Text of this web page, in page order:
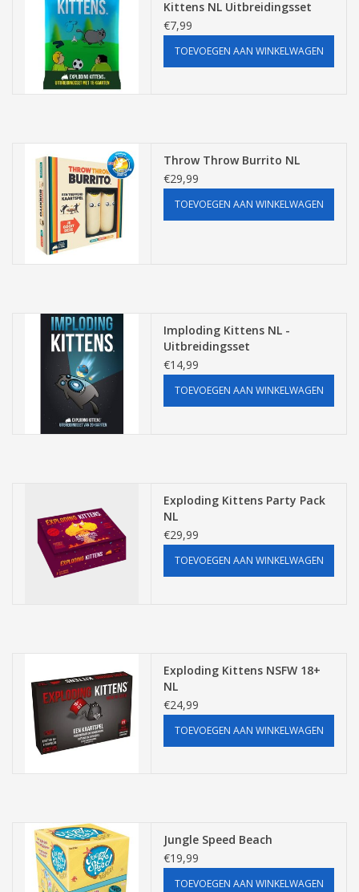
Kittens NL Uitbreidingsset
(15kaarten)
€7,99
TOEVOEGEN AAN WINKELWAGEN
Throw Throw Burrito NL
€29,99
TOEVOEGEN AAN WINKELWAGEN
Imploding Kittens NL -
Uitbreidingsset
€14,99
TOEVOEGEN AAN WINKELWAGEN
Exploding Kittens Party Pack
NL
€29,99
TOEVOEGEN AAN WINKELWAGEN
Exploding Kittens NSFW 18+
NL
€24,99
TOEVOEGEN AAN WINKELWAGEN
Jungle Speed Beach
€19,99
TOEVOEGEN AAN WINKELWAGEN